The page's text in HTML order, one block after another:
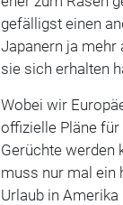
gefälligst einen
Japanern ja mehr
sie sich erhalten
Wobei wir
offizielle Pläne
Gerüchte werden
muss nur mal ein
Urlaub in